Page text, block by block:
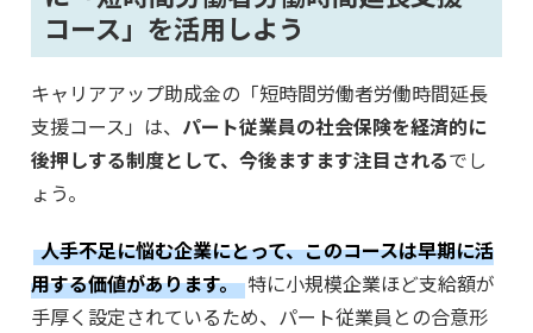
コース」を活用しよう
キャリアアップ助成金の「短時間労働者労働時間延長
支援コース」は、 パート従業員の社会保険を経済的に
後押しする制度として、今後ますます注目されるでし
ょう。
人手不足に悩む企業にとって、このコースは早期に活
用する価値があります。 特に小規模企業ほど支給額が
手厚く設定されているため、パート従業員との合意形